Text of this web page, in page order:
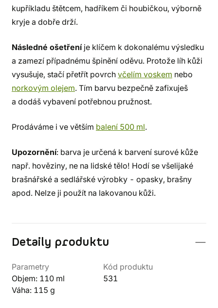
kupříkladu štětcem, hadříkem či houbičkou, výborně
kryje a dobře drží.
Následné ošetřeníje klíčem k dokonalému výsledku
a zamezí případnému špinění oděvu. Protože líh kůži
vysušuje, stačí přetřít povrch včelím voskem nebo
norkovým olejem. Tím barvu bezpečně zafixuješ
a dodáš vybavení potřebnou pružnost.
Prodáváme i ve větším balení 500 ml.
Upozornění: barva je určená k barvení surové kůže
např. hověziny, ne na lidské tělo! Hodí se všelijaké
brašnářské a sedlářské výrobky - opasky, brašny
apod. Nelze ji použít na lakovanou kůži.
Detaily produktu
Parametry
Objem: 110 ml
Váha: 115 g
Kód produktu
531